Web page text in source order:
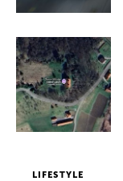
LIFESTYLE